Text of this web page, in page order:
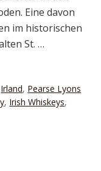
Eine davon
im historischen
St. …
Irland, Pearse Lyons
, Irish Whiskeys,